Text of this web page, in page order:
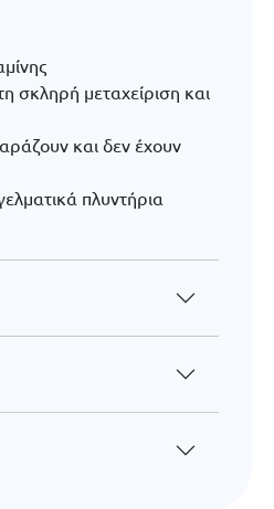
σκληρή μεταχείριση και
και δεν έχουν
πλυντήρια